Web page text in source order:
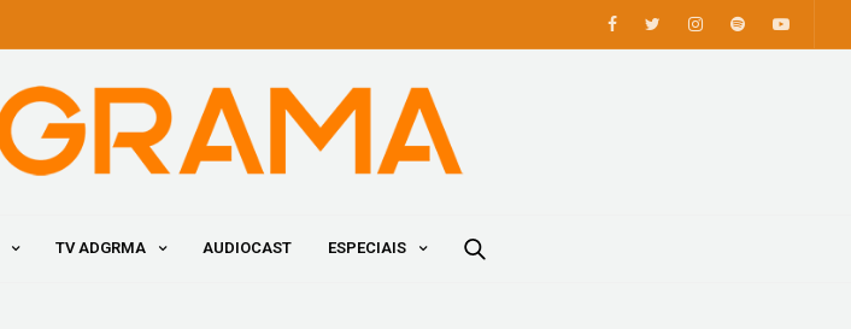
TV ADGRMA AUDIOCAST ESPECIAIS